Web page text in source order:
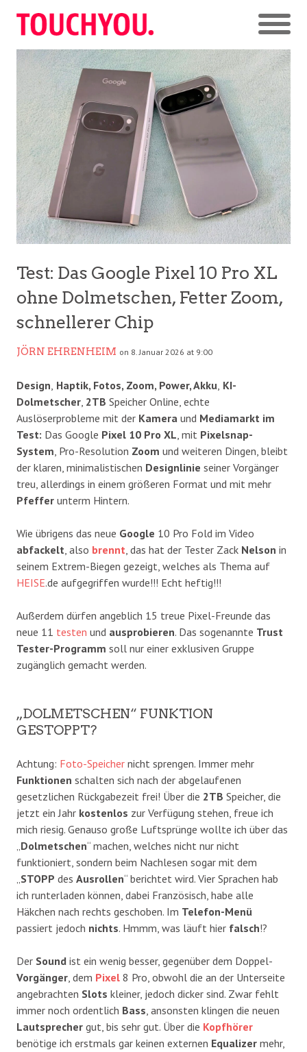
Test: Das Google Pixel 10 Pro XL
ohne Dolmetschen, Fetter Zoom,
schnellerer Chip
JÖRN EHRENHEIM on 8. Januar 2026 at 9:00
Design, Haptik, Fotos, Zoom, Power, Akku, KI-
Dolmetscher, 2TB Speicher Online, echte
Auslöserprobleme mit der Kamera und Mediamarkt im
Test: Das Google Pixel 10 Pro XL, mit Pixelsnap-
System, Pro-Resolution Zoom und weiteren Dingen, bleibt
der klaren, minimalistischen Designlinie seiner Vorgänger
treu, allerdings in einem größeren Format und mit mehr
Pfeffer unterm Hintern.
Wie übrigens das neue Google 10 Pro Fold im Video
abfackelt, also brennt, das hat der Tester Zack Nelson in
seinem Extrem-Biegen gezeigt, welches als Thema auf
HEISE.de aufgegriffen wurde!!! Echt heftig!!!
Außerdem dürfen angeblich 15 treue Pixel-Freunde das
neue 11 testen und ausprobieren. Das sogenannte Trust
Tester-Programm soll nur einer exklusiven Gruppe
zugänglich gemacht werden.
„DOLMETSCHEN“ FUNKTION
GESTOPPT?
Achtung: Foto-Speicher nicht sprengen. Immer mehr
Funktionen schalten sich nach der abgelaufenen
gesetzlichen Rückgabezeit frei! Über die 2TB Speicher, die
jetzt ein Jahr kostenlos zur Verfügung stehen, freue ich
mich riesig. Genauso große Luftsprünge wollte ich über das
„Dolmetschen“ machen, welches nicht nur nicht
funktioniert, sondern beim Nachlesen sogar mit dem
„STOPP des Ausrollen“ berichtet wird. Vier Sprachen hab
ich runterladen können, dabei Französisch, habe alle
Häkchen nach rechts geschoben. Im Telefon-Menü
passiert jedoch nichts. Hmmm, was läuft hier falsch!?
Der Sound ist ein wenig besser, gegenüber dem Doppel-
Vorgänger, dem Pixel 8 Pro, obwohl die an der Unterseite
angebrachten Slots kleiner, jedoch dicker sind. Zwar fehlt
immer noch ordentlich Bass, ansonsten klingen die neuen
Lautsprecher gut, bis sehr gut. Über die Kopfhörer
benötige ich erstmals gar keinen externen Equalizer mehr,